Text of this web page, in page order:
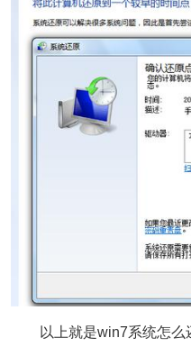
以上就是win7系统怎么